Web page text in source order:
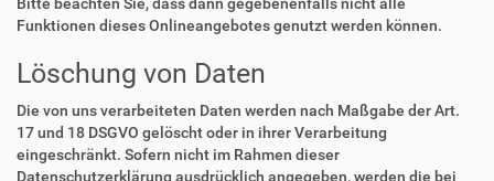
Bitte beachten Sie, dass dann gegebenenfalls nicht alle
Funktionen dieses Onlineangebotes genutzt werden können.
Löschung von Daten
Die von uns verarbeiteten Daten werden nach Maßgabe der Art.
17 und 18 DSGVO gelöscht oder in ihrer Verarbeitung
eingeschränkt. Sofern nicht im Rahmen dieser
Datenschutzerklärung ausdrücklich angegeben, werden die bei